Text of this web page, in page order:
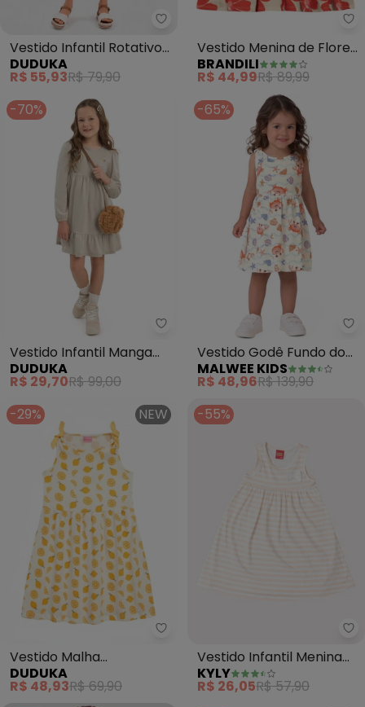
Vestido Infantil Rotativo
Estampa Folhas (Bege)
DUDUKA
R$ 55,93R$ 79,90
Vestido Menina de Flores
Colorido (Natural)
BRANDILI
R$ 44,99R$ 89,99
-70%
Duduka - Vestido Infantil
Vestido Infantil Manga
Longa (Bege)
DUDUKA
R$ 29,70R$ 99,00
-65%
Vestido Godê Fundo do
Mar (Off White)
MALWEE KIDS
R$ 48,96R$ 139,90
-29%
NEW
Duduka - Vestido Malha
Vestido Malha
Trabalhada Estampa
Limão (Bege)
DUDUKA
R$ 48,93R$ 69,90
-55%
Vestido Infantil Menina
Estampado (Bege)
KYLY
R$ 26,05R$ 57,90